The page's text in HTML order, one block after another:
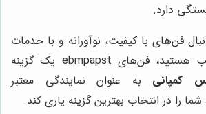
دارد.
فن‌های با کیفیت، نوآورانه و با خدمات
پس از فروش مناسب هستید، فن‌های ebmpapst یک گزینه
کمپانی به عنوان نمایندگی معتبر